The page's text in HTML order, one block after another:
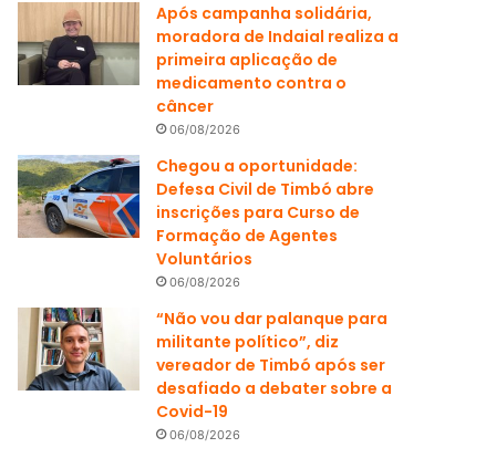
Após campanha solidária,
moradora de Indaial realiza a
primeira aplicação de
medicamento contra o
câncer
06/08/2026
Chegou a oportunidade:
Defesa Civil de Timbó abre
inscrições para Curso de
Formação de Agentes
Voluntários
06/08/2026
“Não vou dar palanque para
militante político”, diz
vereador de Timbó após ser
desafiado a debater sobre a
Covid-19
06/08/2026